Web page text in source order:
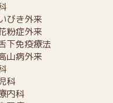
びき外来
粉症外来
下免疫療法
山病外来
科
内科